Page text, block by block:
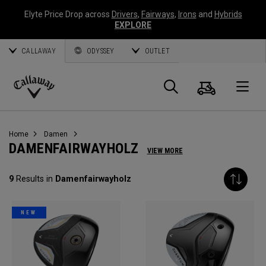
Elyte Price Drop across Drivers, Fairways, Irons and Hybrids
EXPLORE
CALLAWAY ODYSSEY OUTLET
Callaway
Suche
Home Damen
DAMENFAIRWAYHOLZ VIEW MORE
9 Results in Damenfairwayholz
NEW